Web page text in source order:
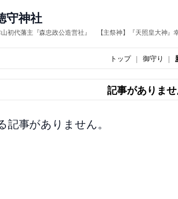
守神社
初代藩主『森忠政公造営社』 【主祭神】『天照皇大神』
トップ 御守り
記事がありま
記事がありません。